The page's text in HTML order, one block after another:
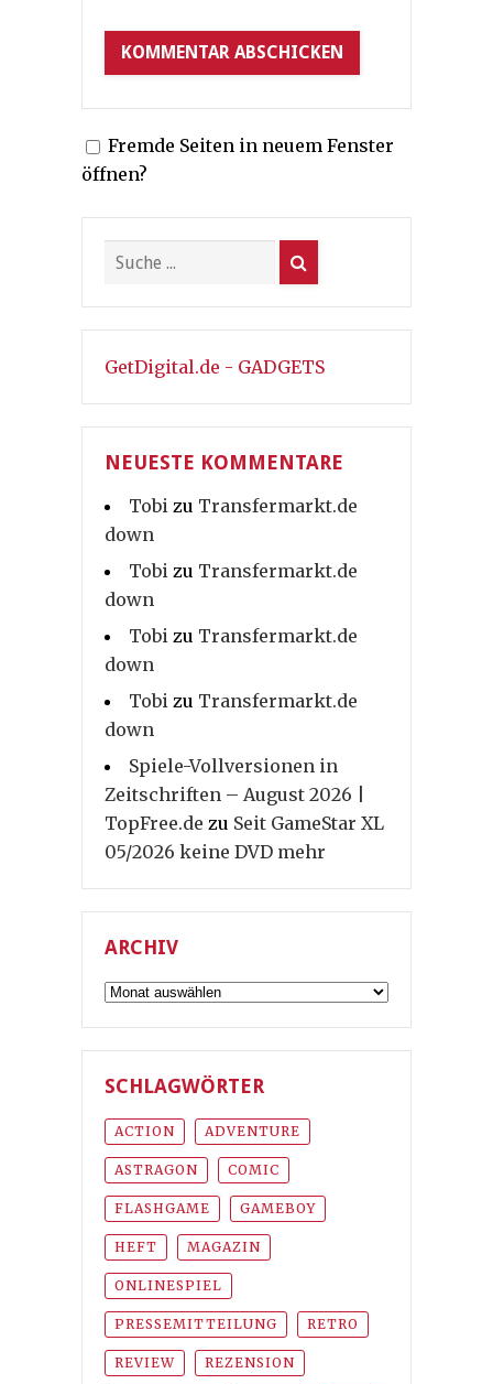
Fremde Seiten in neuem Fenster
öffnen?
GetDigital.de - GADGETS
NEUESTE KOMMENTARE
Tobi zu Transfermarkt.de
down
Tobi zu Transfermarkt.de
down
Tobi zu Transfermarkt.de
down
Tobi zu Transfermarkt.de
down
Spiele-Vollversionen in
Zeitschriften – August 2026 |
TopFree.de zu Seit GameStar XL
05/2026 keine DVD mehr
ARCHIV
Archiv
SCHLAGWÖRTER
ACTION ADVENTURE
ASTRAGON COMIC
FLASHGAME GAMEBOY
HEFT MAGAZIN
ONLINESPIEL
PRESSEMITTEILUNG RETRO
REVIEW REZENSION